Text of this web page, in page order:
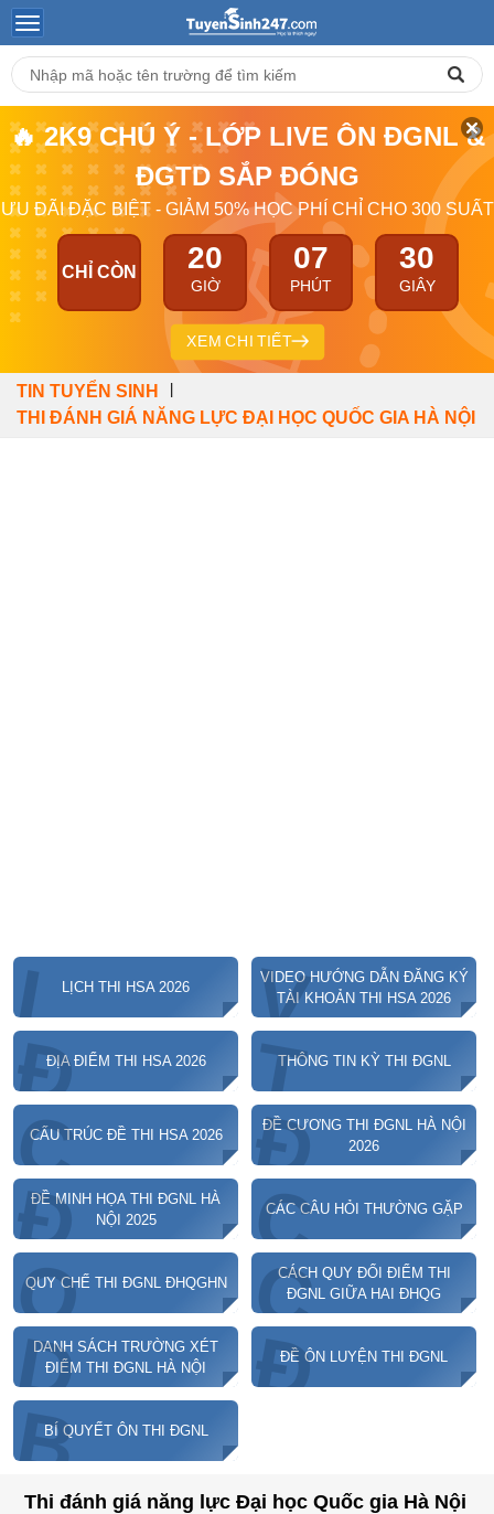
🔥 2K9 CHÚ Ý - LỚP LIVE ÔN ĐGNL &
ĐGTD SẮP ĐÓNG
ƯU ĐÃI ĐẶC BIỆT - GIẢM 50% HỌC PHÍ CHỈ CHO 300 SUẤT
CHỈ CÒN 20
GIỜ
07
PHÚT
29
GIÂY
XEM CHI TIẾT
TIN TUYỂN SINH
THI ĐÁNH GIÁ NĂNG LỰC ĐẠI HỌC QUỐC GIA HÀ NỘI
LLỊCH THI HSA 2026 V
VIDEO HƯỚNG DẪN ĐĂNG KÝ
TÀI KHOẢN THI HSA 2026
ĐĐỊA ĐIỂM THI HSA 2026 T
THÔNG TIN KỲ THI ĐGNL
C
CẤU TRÚC ĐỀ THI HSA 2026 Đ
ĐỀ CƯƠNG THI ĐGNL HÀ NỘI
2026
Đ
ĐỀ MINH HỌA THI ĐGNL HÀ
NỘI 2025
C
CÁC CÂU HỎI THƯỜNG GẶP
Q
QUY CHẾ THI ĐGNL ĐHQGHN C
CÁCH QUY ĐỔI ĐIỂM THI
ĐGNL GIỮA HAI ĐHQG
D
DANH SÁCH TRƯỜNG XÉT
ĐIỂM THI ĐGNL HÀ NỘI
Đ
ĐỀ ÔN LUYỆN THI ĐGNL
BBÍ QUYẾT ÔN THI ĐGNL
Thi đánh giá năng lực Đại học Quốc gia Hà Nội